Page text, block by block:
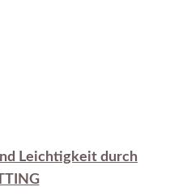
Leichtigkeit durch